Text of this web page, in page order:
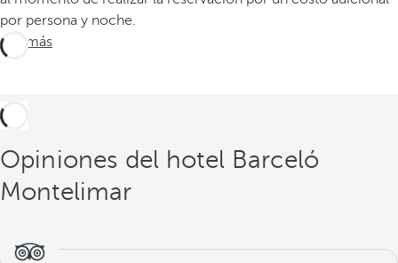
por persona y noche.
Ver más
Opiniones del hotel Barceló
Montelimar